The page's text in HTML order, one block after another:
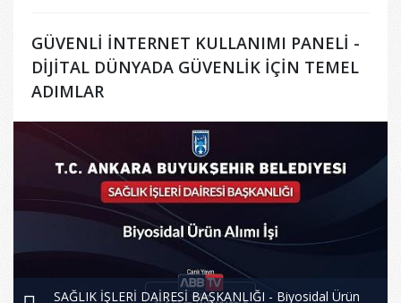
GÜVENLİ İNTERNET KULLANIMI PANELİ -
DİJİTAL DÜNYADA GÜVENLİK İÇİN TEMEL
ADIMLAR
SAĞLIK İŞLERİ DAİRESİ BAŞKANLIĞI - Biyosidal Ürün